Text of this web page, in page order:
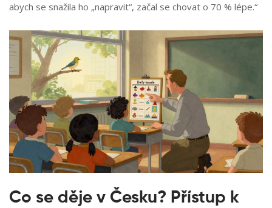
abych se snažila ho „napravit“, začal se chovat o 70 % lépe.“
Co se děje v Česku? Přístup k